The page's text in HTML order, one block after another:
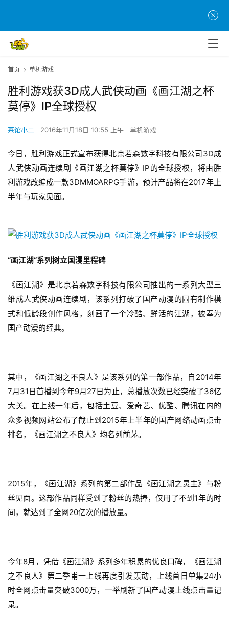
首页 单机游戏
胜利游戏获3D成人武侠动画《画江湖之杯
莫停》IP全球授权
茶馆小二 2016年11月18日 10:55 上午 单机游戏
今日，胜利游戏正式宣布获得北京若森数字科技有限公司3D成
人武侠动画连续剧《画江湖之杯莫停》IP的全球授权，将由胜
利游戏改编成一款3DMMOARPG手游，预计产品将在2017年上
半年与玩家见面。
“画江湖“系列树立国漫里程碑
《画江湖》是北京若森数字科技有限公司推出的一系列大型三
维成人武侠动画连续剧，该系列打破了国产动漫的固有制作模
式和低龄段创作风格，刻画了一个冷酷、鲜活的江湖，被奉为
国产动漫的经典。
其中，《画江湖之不良人》是该系列的第一部作品，自2014年
7月31日首播到今年9月27日为止，总播放次数已经突破了36亿
大关。在上线一年后，包括土豆、爱奇艺、优酷、腾讯在内的
众多视频网站公布了截止到2015年上半年的国产网络动画点击
排名，《画江湖之不良人》均名列前茅。
2015年，《画江湖》系列的第二部作品《画江湖之灵主》与粉
丝见面。这部作品同样受到了粉丝的热捧，仅用了不到1年的时
间，就达到了全网20亿次的播放量。
今年8月，凭借《画江湖》系列多年积累的优良口碑，《画江湖
之不良人》第二季甫一上线再度引发轰动，上线首日单集24小
时全网点击量突破3000万，一举刷新了国产动漫上线点击量记
录。